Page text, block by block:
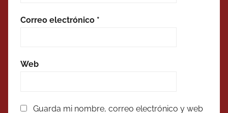
Correo electrónico *
Web
Guarda mi nombre, correo electrónico y web